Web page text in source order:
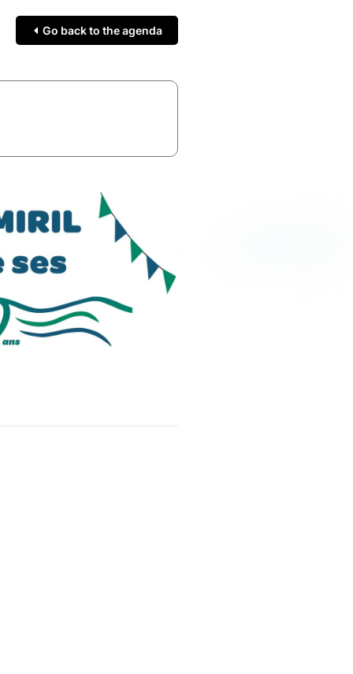
Go back to the agenda